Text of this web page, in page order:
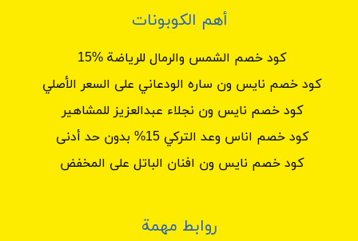
أهم الكوبونات
كود خصم الشمس والرمال للرياضة %15
كود خصم نايس ون ساره الودعاني على السعر الأصلي
كود خصم نايس ون نجلاء عبدالعزيز للمشاهير
كود خصم اناس وعد التركي 15% بدون حد أدنى
كود خصم نايس ون افنان الباتل على المخفض
روابط مهمة